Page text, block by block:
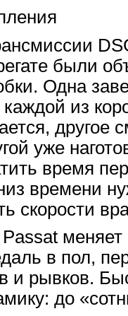
были
Одна
из
другое
уже
время
времени
скорости
в пол,
и рывков.
до